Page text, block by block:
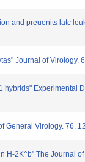
and preuenits latc
Journal of Virology.
hybrids" Experimental
General Virology. 76.
H-2K^b" The Journal